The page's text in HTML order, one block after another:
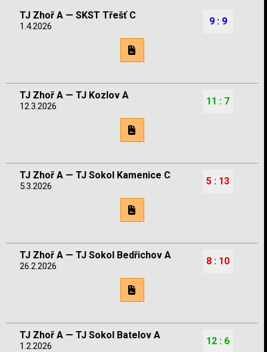
TJ Zhoř A — SKST Třešť C
1.4.2026 9 : 9
TJ Zhoř A — TJ Kozlov A
12.3.2026 11 : 7
TJ Zhoř A — TJ Sokol Kamenice C
5.3.2026 5 : 13
TJ Zhoř A — TJ Sokol Bedřichov A
26.2.2026 8 : 10
TJ Zhoř A — TJ Sokol Batelov A
1.2.2026 12 : 6